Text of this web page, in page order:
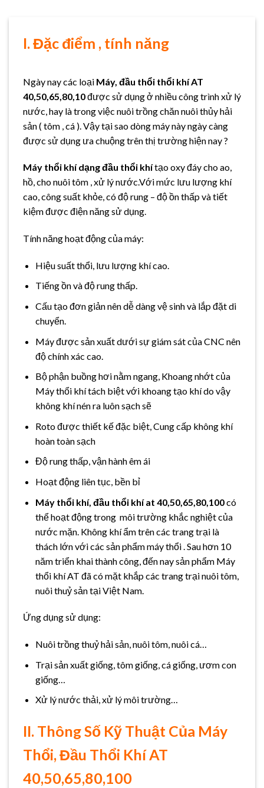
I. Đặc điểm , tính năng
Ngày nay các loại Máy, đầu thổi thổi khí AT
40,50,65,80,10được sử dụng ở nhiều công trình xử lý
nước, hay là trong việc nuôi trồng chăn nuôi thủy hải
sản ( tôm , cá ). Vậy tại sao dòng máy này ngày càng
được sử dụng ưa chuộng trên thị trường hiện nay ?
Máy thổi khí dạng đầu thổi khítạo oxy đáy cho ao,
hồ, cho nuôi tôm , xử lý nước.Với mức lưu lượng khí
cao, công suất khỏe, có độ rung – độ ồn thấp và tiết
kiệm được điện năng sử dụng.
Tính năng hoạt động của máy:
Hiệu suất thổi, lưu lượng khí cao.
Tiếng ồn và độ rung thấp.
Cấu tạo đơn giản nên dễ dàng vệ sinh và lắp đặt di
chuyển.
Máy được sản xuất dưới sự giám sát của CNC nên
độ chính xác cao.
Bộ phận buồng hơi nằm ngang, Khoang nhớt của
Máy thổi khí tách biệt với khoang tạo khí do vậy
không khí nén ra luôn sạch sẽ
Roto được thiết kế đặc biệt, Cung cấp không khí
hoàn toàn sạch
Độ rung thấp, vận hành êm ái
Hoạt động liên tục, bền bỉ
Máy thổi khí, đầu thổi khí at 40,50,65,80,100có
thể hoạt động trong môi trường khắc nghiệt của
nước mặn. Không khí ẩm trên các trang trại là
thách lớn với các sản phẩm máy thổi . Sau hơn 10
năm triển khai thành công, đến nay sản phẩm Máy
thổi khí AT đã có mặt khắp các trang trại nuôi tôm,
nuôi thuỷ sản tại Việt Nam.
Ứng dụng sử dụng:
Nuôi trồng thuỷ hải sản, nuôi tôm, nuôi cá…
Trại sản xuất giống, tôm giống, cá giống, ươm con
giống…
Xử lý nước thải, xử lý môi trường…
II. Thông Số Kỹ Thuật Của Máy
Thổi, Đầu Thổi Khí AT
40,50,65,80,100